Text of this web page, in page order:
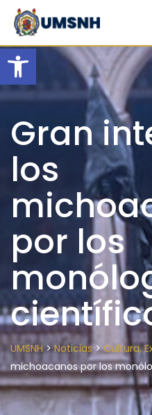
Open toolbar
Skip
content
Gran
los
por los
UMSNH>Noticias>Cultura,
michoacanos por los